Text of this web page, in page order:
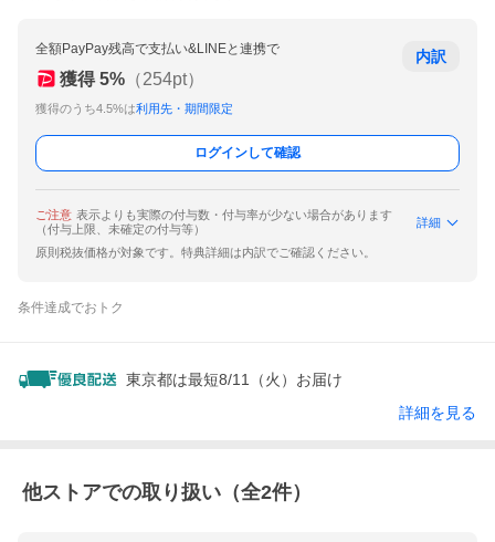
全額PayPay残高で支払い&LINEと連携で
獲得 5% （254pt）
獲得のうち4.5%は利用先・期間限定
内訳
ログインして確認
ご注意 表示よりも実際の付与数・付与率が少ない場合があります
（付与上限、未確定の付与等）
詳細
原則税抜価格が対象です。特典詳細は内訳でご確認ください。
条件達成でおトク
東京都は最短8/11（火）お届け
詳細を見る
他ストアでの取り扱い（全2件）